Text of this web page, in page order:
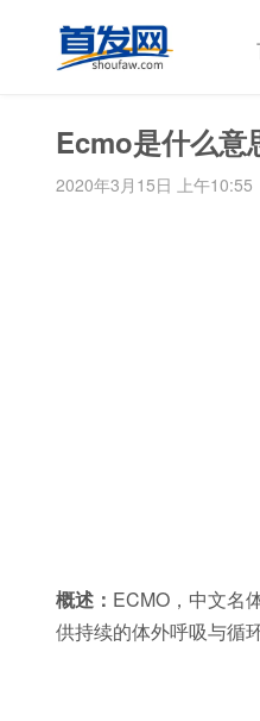
Ecmo是什么意
2020年3月15日 上午10:55
概述： ECMO，中文名
供持续的体外呼吸与循